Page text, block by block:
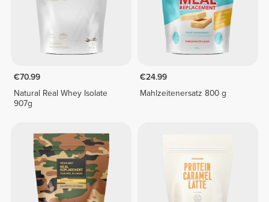
€70.99
Natural Real Whey Isolate
907g
€24.99
Mahlzeitenersatz 800 g